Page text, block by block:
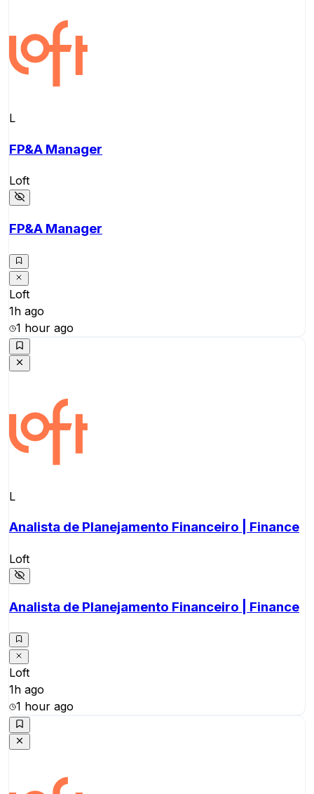
L
FP&A Manager
Loft
FP&A Manager
Loft
1h ago
1 hour ago
L
Analista de Planejamento Financeiro | Finance
Loft
Analista de Planejamento Financeiro | Finance
Loft
1h ago
1 hour ago